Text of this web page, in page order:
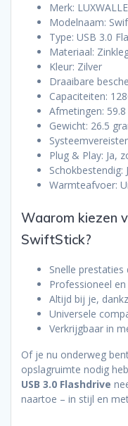
Merk:
Modelnaam:
Type: USB 3.0
Materiaal:
Kleur: Zilver
Draaibare
Capaciteiten:
Afmetingen:
Gewicht: 26.5
Plug & Play: Ja,
Schokbestendig:
Warmteafvoer:
Waarom kiezen
SwiftStick?
Snelle prestaties
Professioneel
Altijd bij je,
Universele
Verkrijgbaar in
Of je nu onderweg
opslagruimte nodig
USB 3.0 Flashdrive
naartoe – in stijl en